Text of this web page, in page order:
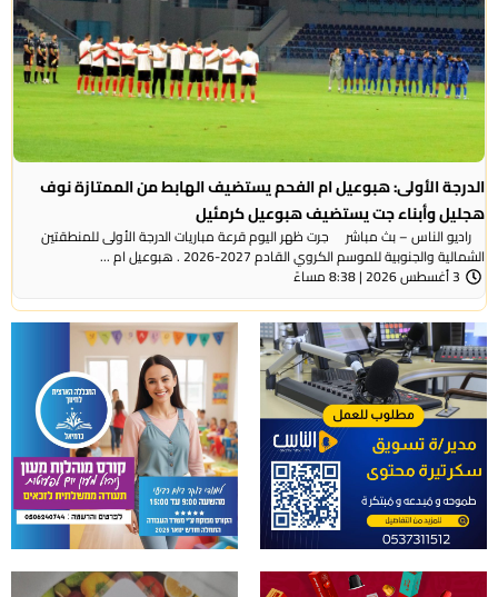
الدرجة الأولى: هبوعيل ام الفحم يستضيف الهابط من الممتازة نوف
هجليل وأبناء جت يستضيف هبوعيل كرمئيل
راديو الناس – بث مباشر جرت ظهر اليوم قرعة مباريات الدرجة الأولى للمنطقتين
الشمالية والجنوبية للموسم الكروي القادم 2027-2026 . هبوعيل ام ...
3 أغسطس 2026 | 8:38 مساءً